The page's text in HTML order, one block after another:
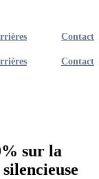
Contact
Contact
sur la